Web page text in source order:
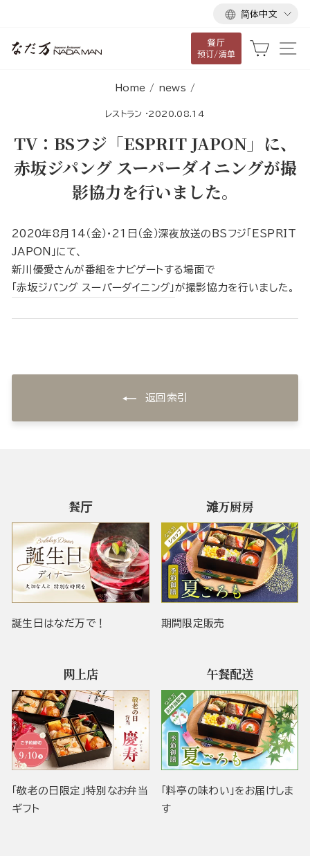
语
言
简体中文
餐厅
预订/清单
大车
Home / news /
レストラン ·2020.08.14
TV：BSフジ「ESPRIT JAPON」に、
赤坂ジパング スーパーダイニングが撮
影協力を行いました。
2020年8月14（金）・21日（金）深夜放送のBSフジ「ESPRIT
JAPON」にて、
新川優愛さんが番組をナビゲートする場面で
「赤坂ジパング スーパーダイニング」が撮影協力を行いました。
返回索引
餐厅
誕生日はなだ万で！
滩万厨房
期間限定販売
网上店
「敬老の日限定」特別なお弁当
ギフト
午餐配送
「料亭の味わい」をお届けしま
す